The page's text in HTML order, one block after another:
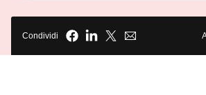
Condividi